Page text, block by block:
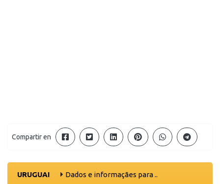
Compartir en
URUGUAI Dados e informaçães para ..